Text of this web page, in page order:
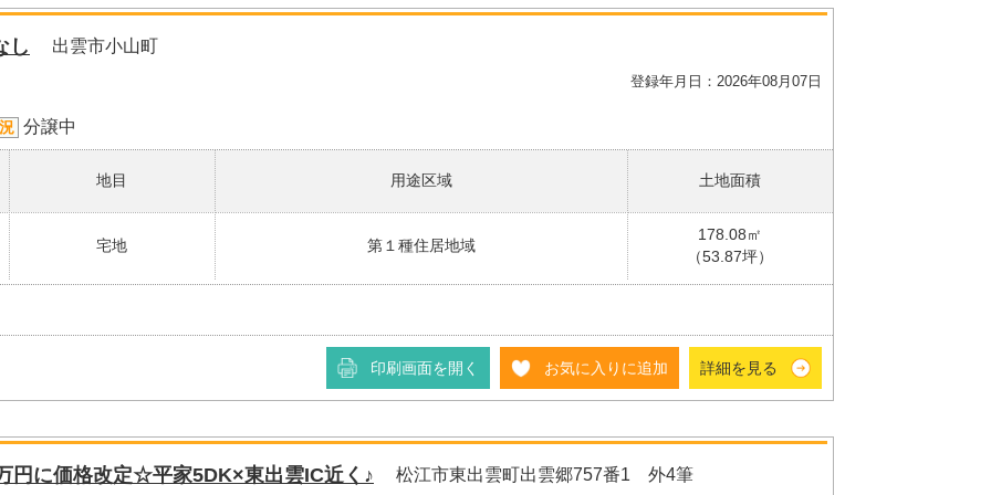
し 出雲市小山町
登録年月日：2026年08月07日
分譲中
地目 用途区域 土地面積
宅地 第１種住居地域
178.08㎡
（53.87坪）
印刷画面を開く お気に入りに追加 詳細を見る
円に価格改定☆平家5DK×東出雲IC近く♪ 松江市東出雲町出雲郷757番1 外4筆